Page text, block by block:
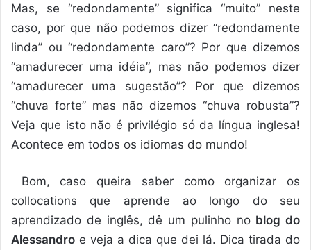
Mas, se “redondamente” significa “muito” neste
caso, por que não podemos dizer “redondamente
linda” ou “redondamente caro”? Por que dizemos
“amadurecer uma idéia”, mas não podemos dizer
“amadurecer uma sugestão”? Por que dizemos
“chuva forte” mas não dizemos “chuva robusta”?
Veja que isto não é privilégio só da língua inglesa!
Acontece em todos os idiomas do mundo!
Bom, caso queira saber como organizar os
collocations que aprende ao longo do seu
aprendizado de inglês, dê um pulinho no blog do
Alessandro e veja a dica que dei lá. Dica tirada do